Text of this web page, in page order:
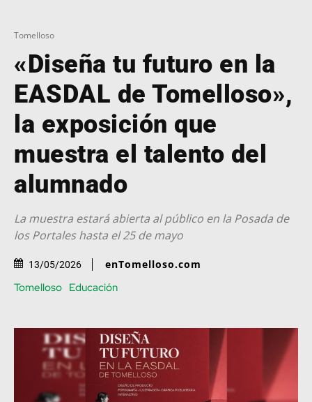
Tomelloso
«Diseña tu futuro en la
EASDAL de Tomelloso»,
la exposición que
muestra el talento del
alumnado
La muestra estará abierta al público en la Posada de
los Portales hasta el 25 de mayo
13/05/2026 enTomelloso.com
Tomelloso Educación